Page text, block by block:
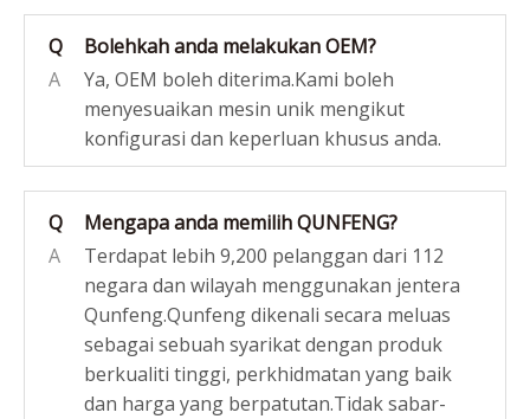
Q
Bolehkah anda melakukan OEM?
A
Ya, OEM boleh diterima.Kami boleh
menyesuaikan mesin unik mengikut
konfigurasi dan keperluan khusus anda.
Q
Mengapa anda memilih QUNFENG?
A
Terdapat lebih 9,200 pelanggan dari 112
negara dan wilayah menggunakan jentera
Qunfeng.Qunfeng dikenali secara meluas
sebagai sebuah syarikat dengan produk
berkualiti tinggi, perkhidmatan yang baik
dan harga yang berpatutan.Tidak sabar-